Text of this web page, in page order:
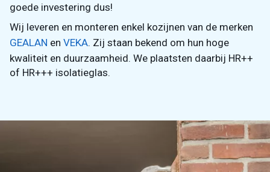
goede investering dus!
Wij leveren en monteren enkel kozijnen van de merken
GEALAN en VEKA. Zij staan bekend om hun hoge
kwaliteit en duurzaamheid. We plaatsten daarbij HR++
of HR+++ isolatieglas.